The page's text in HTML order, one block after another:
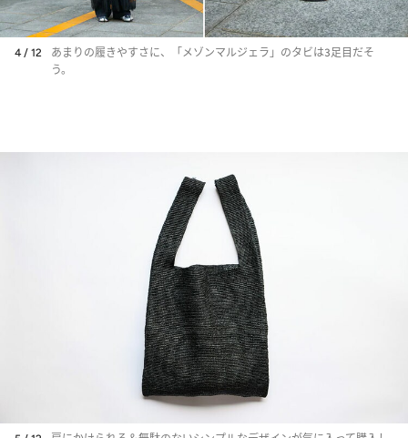
4 / 12
あまりの履きやすさに、「メゾンマルジェラ」のタビは3足目だそ
う。